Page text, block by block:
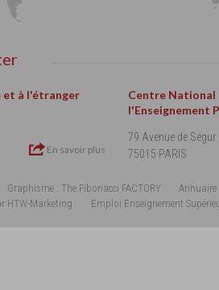
et à l'étranger
En savoir plus
Centre National
l'Enseignement
79 Avenue de Ségur
75015 PARIS
Graphisme : The Fibonacci FACTORY
Annuaire
HTW-Marketing
Emploi Enseignement